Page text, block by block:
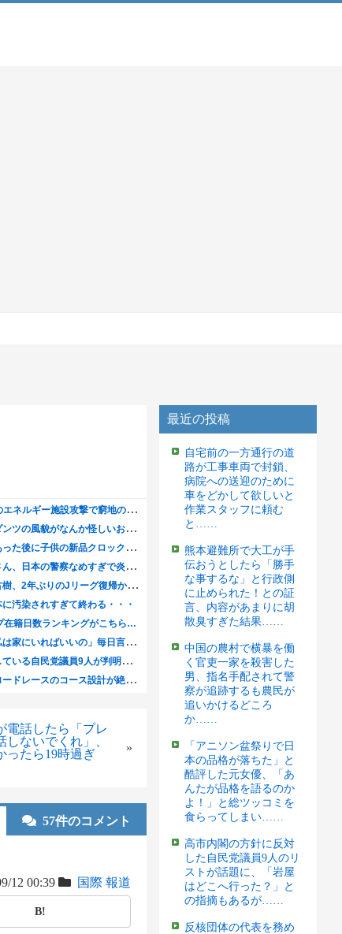
電話したら「プレ
ないでくれ」、
ったら19時過ぎ
»
57件のコメント
12 00:39 国際 報道
B!
最近の投稿
自宅前の一方通行の道
路が工事車両で封鎖、
病院への送迎のために
車をどかして欲しいと
作業スタッフに頼む
と……
熊本避難所で大工が手
伝おうとしたら「勝手
な事するな」と行政側
に止められた！との証
言、内容があまりに胡
散臭すぎた結果……
中国の農村で横暴を働
く官吏一家を殺害した
男、指名手配されて警
察が追跡するも農民が
追いかけるどころ
か……
「アニソン盆祭りで日
本の品格が落ちた」と
酷評した元女優、「あ
んたが品格を語るのか
よ！」と総ツッコミを
食らってしまい……
高市内閣の方針に反対
した自民党議員9人のリ
ストが話題に、「岩屋
はどこへ行った？」と
の指摘もあるが……
反核団体の代表を務め